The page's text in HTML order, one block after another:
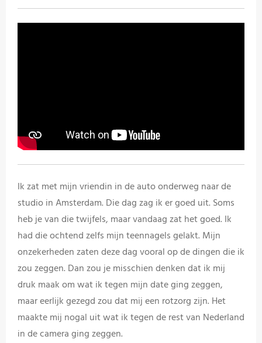
Ik zat met mijn vriendin in de auto onderweg naar de
studio in Amsterdam. Die dag zag ik er goed uit. Soms
heb je van die twijfels, maar vandaag zat het goed. Ik
had die ochtend zelfs mijn teennagels gelakt. Mijn
onzekerheden zaten deze dag vooral op de dingen die ik
zou zeggen. Dan zou je misschien denken dat ik mij
druk maak om wat ik tegen mijn date ging zeggen,
maar eerlijk gezegd zou dat mij een rotzorg zijn. Het
maakte mij nogal uit wat ik tegen de rest van Nederland
in de camera ging zeggen.